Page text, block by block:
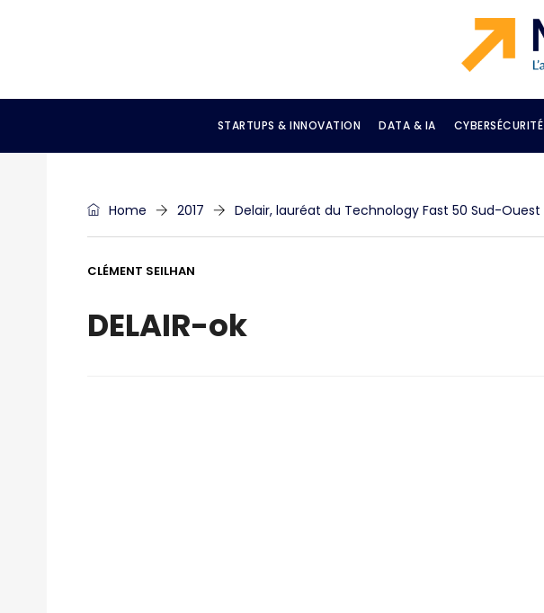
STARTUPS & INNOVATION DATA & IA CYBERSÉCURITÉ
Home 2017 Delair, lauréat du Technology Fast 50 Sud-Ouest
CLÉMENT SEILHAN
DELAIR-ok